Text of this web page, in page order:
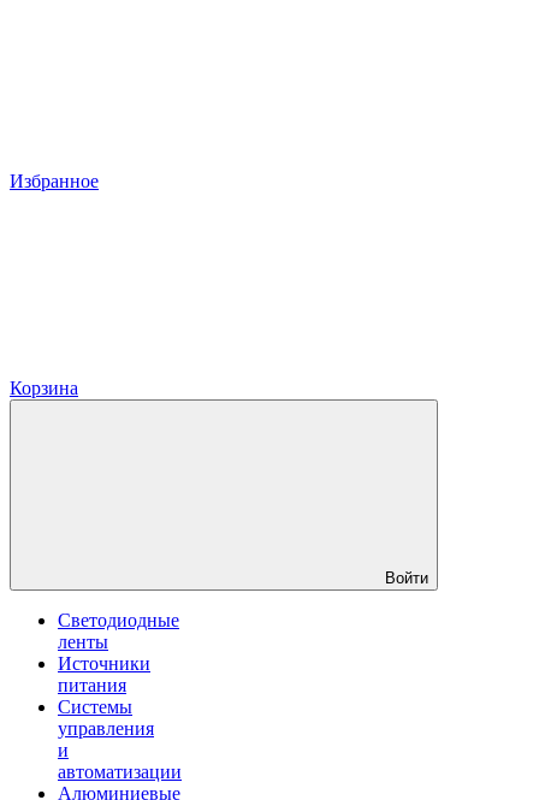
Избранное
Корзина
Войти
Светодиодные
ленты
Источники
питания
Системы
управления
и
автоматизации
Алюминиевые